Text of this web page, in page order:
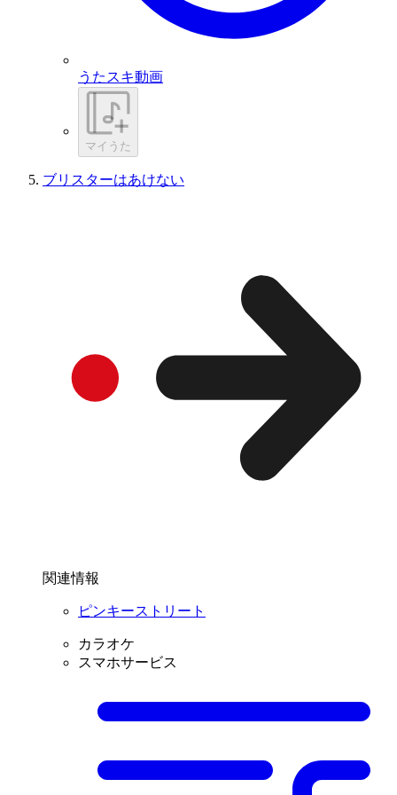
うたスキ動画
マイうた
ブリスターはあけない
関連情報
ピンキーストリート
カラオケ
スマホサービス